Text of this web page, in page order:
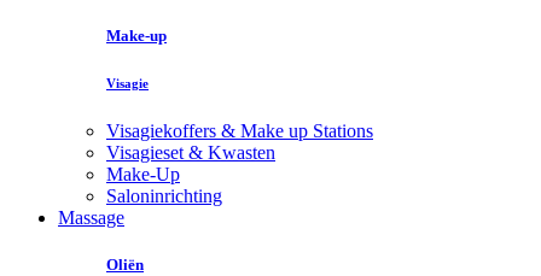
Make-up
Visagie
Visagiekoffers & Make up Stations
Visagieset & Kwasten
Make-Up
Saloninrichting
Massage
Oliën